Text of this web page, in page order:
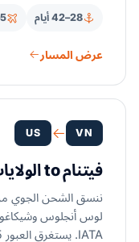
الكبرى.
28–42 أيام 5–8 أيام
عرض المسار
VN
US
فيتنام to الولايات المتحدة
ننسق الشحن الجوي
لوس أنجلوس وشيكاغو